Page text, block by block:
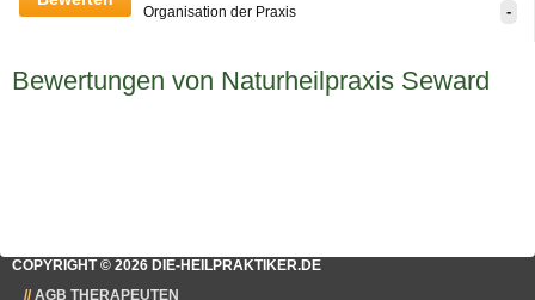
Organisation der Praxis -
Bewertungen von Naturheilpraxis Seward
COPYRIGHT © 2026 DIE-HEILPRAKTIKER.DE
AGB THERAPEUTEN